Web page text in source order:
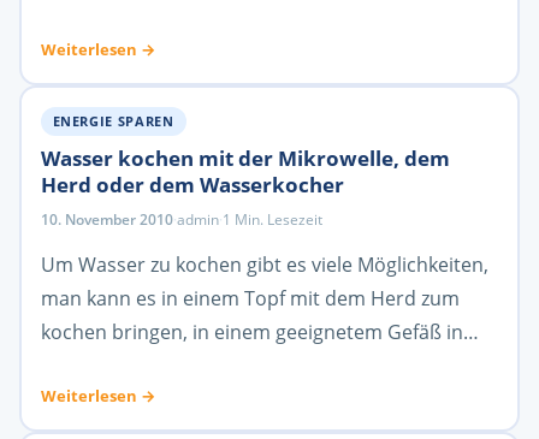
Weiterlesen →
ENERGIE SPAREN
Wasser kochen mit der Mikrowelle, dem
Herd oder dem Wasserkocher
10. November 2010·admin·1 Min. Lesezeit
Um Wasser zu kochen gibt es viele Möglichkeiten,
man kann es in einem Topf mit dem Herd zum
kochen bringen, in einem geeignetem Gefäß in…
Weiterlesen →